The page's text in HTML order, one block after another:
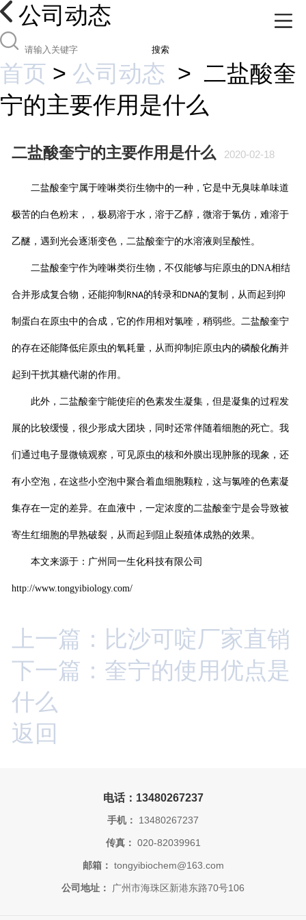
公司动态
搜索
首页 > 公司动态 > 二盐酸奎
宁的主要作用是什么
二盐酸奎宁的主要作用是什么 2020-02-18
二盐酸奎宁属于喹啉类衍生物中的一种，它是中无臭味单味道
极苦的白色粉末，，极易溶于水，溶于乙醇，微溶于氯仿，难溶于
乙醚，遇到光会逐渐变色，二盐酸奎宁的水溶液则呈酸性。
二盐酸奎宁作为喹啉类衍生物，不仅能够与疟原虫的DNA相结
合并形成复合物，还能抑制 RNA的转录和DNA的复制，从而起到抑
制蛋白在原虫中的合成，它的作用相对氯喹，稍弱些。二盐酸奎宁
的存在还能降低疟原虫的氧耗量，从而抑制疟原虫内的磷酸化酶并
起到干扰其糖代谢的作用。
此外，二盐酸奎宁能使疟的色素发生凝集，但是凝集的过程发
展的比较缓慢，很少形成大团块，同时还常伴随着细胞的死亡。我
们通过电子显微镜观察，可见原虫的核和外膜出现肿胀的现象，还
有小空泡，在这些小空泡中聚合着血细胞颗粒，这与氯喹的色素凝
集存在一定的差异。在血液中，一定浓度的二盐酸奎宁是会导致被
寄生红细胞的早熟破裂，从而起到阻止裂殖体成熟的效果。
本文来源于：广州同一生化科技有限公司
http://www.tongyibiology.com/
上一篇：比沙可啶厂家直销
下一篇：奎宁的使用优点是
什么
返回
电话：13480267237
手机： 13480267237
传真： 020-82039961
邮箱： tongyibiochem@163.com
公司地址： 广州市海珠区新港东路70号106